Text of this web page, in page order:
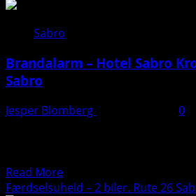
–
+
Sabro.
Sabro
Brandalarm – Hotel Sabro
Sabro
Jesper Blomberg
0
Read MoreRead
more
Færdselsuheld – 2 biler. Rute 26